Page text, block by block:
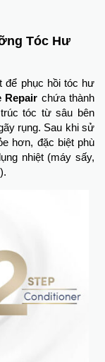
Tóc Hư
để phục hồi tóc hư
Repair chứa thành
tóc từ sâu bên
rụng. Sau khi sử
hơn, đặc biệt phù
nhiệt (máy sấy,